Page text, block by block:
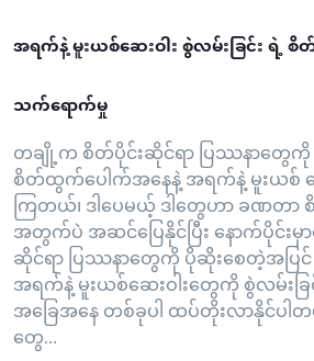
အရက်နဲ့ မူးယစ်ဆေးဝါး စွဲလမ်းခြင်း ရဲ့ စိ
သက်ရောက်မှု
တချို့က စိတ်ပိုင်းဆိုင်ရာ ပြဿနာတွေကို
စိတ်ထွက်ပေါက်အနေနဲ့ အရက်နဲ့ မူးယစ်
ကြတယ်၊ ဒါပေမယ့် ဒါတွေဟာ ခဏတာ
အတွက်ပဲ အဆင်ပြေနိုင်ပြီး နောက်ပိုင်းမှ
ဆိုင်ရာ ပြဿနာတွေကို ပိုဆိုးစေတဲ့အပြ
အရက်နဲ့ မူးယစ်ဆေးဝါးတွေကို စွဲလမ်းခြ
အခြေအနေ တစ်ခုပါ ထပ်တိုးလာနိုင်ပါ
တွေ...